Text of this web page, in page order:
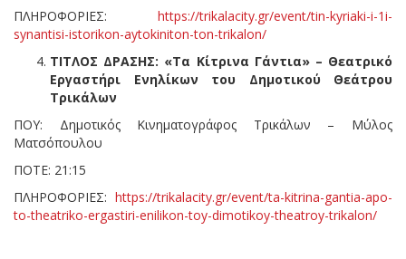
ΠΛΗΡΟΦΟΡΙΕΣ: https://trikalacity.gr/event/tin-kyriaki-i-1i-
synantisi-istorikon-aytokiniton-ton-trikalon/
ΤΙΤΛΟΣ ΔΡΑΣΗΣ: «Τα Κίτρινα Γάντια» – Θεατρικό
Εργαστήρι Ενηλίκων του Δημοτικού Θεάτρου
Τρικάλων
ΠΟΥ: Δημοτικός Κινηματογράφος Τρικάλων – Μύλος
Ματσόπουλου
ΠΟΤΕ: 21:15
ΠΛΗΡΟΦΟΡΙΕΣ: https://trikalacity.gr/event/ta-kitrina-gantia-apo-
to-theatriko-ergastiri-enilikon-toy-dimotikoy-theatroy-trikalon/